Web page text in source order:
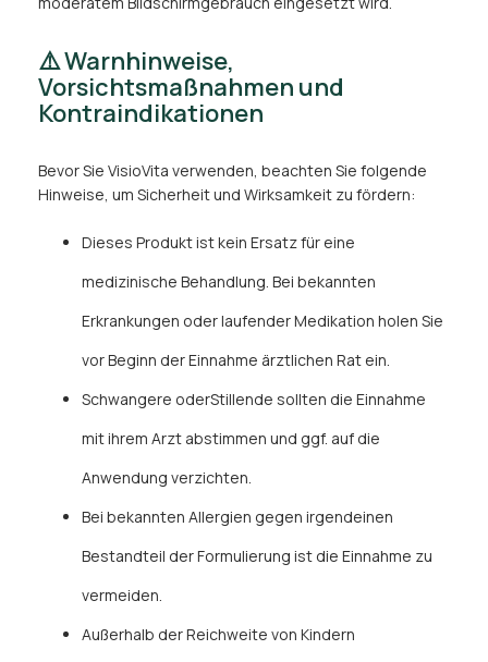
⚠️ Warnhinweise,
Vorsichtsmaßnahmen und
Kontraindikationen
Bevor Sie VisioVita verwenden, beachten Sie folgende
Hinweise, um Sicherheit und Wirksamkeit zu fördern:
Dieses Produkt ist kein Ersatz für eine
medizinische Behandlung. Bei bekannten
Erkrankungen oder laufender Medikation holen Sie
vor Beginn der Einnahme ärztlichen Rat ein.
Schwangere oderStillende sollten die Einnahme
mit ihrem Arzt abstimmen und ggf. auf die
Anwendung verzichten.
Bei bekannten Allergien gegen irgendeinen
Bestandteil der Formulierung ist die Einnahme zu
vermeiden.
Außerhalb der Reichweite von Kindern